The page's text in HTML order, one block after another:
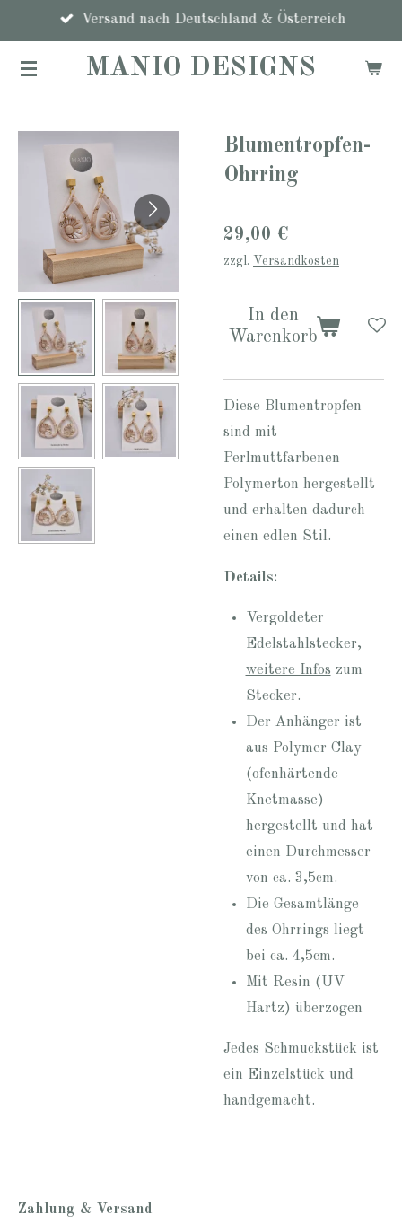
Hauptinhalt
springen
MANIO DESIGNS
Versand nach Deutschland & Österreich
Blumentropfen-
Ohrring
29,00 €
zzgl. Versandkosten
In den
Warenkorb
Diese Blumentropfen
sind mit
Perlmuttfarbenen
Polymerton hergestellt
und erhalten dadurch
einen edlen Stil.
Details:
Vergoldeter
Edelstahlstecker,
weitere Infos zum
Stecker.
Der Anhänger ist
aus Polymer Clay
(ofenhärtende
Knetmasse)
hergestellt und hat
einen Durchmesser
von ca. 3,5cm.
Die Gesamtlänge
des Ohrrings liegt
bei ca. 4,5cm.
Mit Resin (UV
Hartz) überzogen
Jedes Schmuckstück ist
ein Einzelstück und
handgemacht.
Zahlung & Versand